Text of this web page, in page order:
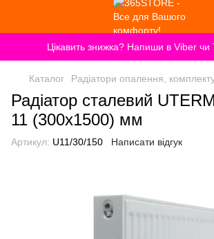
Цікавить знижка? Напиши в Viber чи
Каталог Радіатори опалення,
Радіатор сталевий
11 (300x1500) мм
Артикул: U11/30/150 Написати відгук